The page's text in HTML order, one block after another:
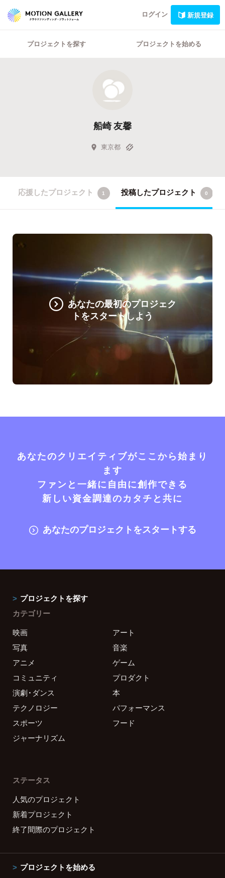
ログイン 新規登録
プロジェクトを探す プロジェクトを始める
船崎 友馨
東京都
応援したプロジェクト 1 投稿したプロジェクト 0
あなたの最初のプロジェク
トをスタートしよう
あなたのクリエイティブがここから始まり
ます
ファンと一緒に自由に創作できる
新しい資金調達のカタチと共に
あなたのプロジェクトをスタートする
プロジェクトを探す
カテゴリー
映画
アート
写真
音楽
アニメ
ゲーム
コミュニティ
プロダクト
演劇・ダンス
本
テクノロジー
パフォーマンス
スポーツ
フード
ジャーナリズム
ステータス
人気のプロジェクト
新着プロジェクト
終了間際のプロジェクト
プロジェクトを始める